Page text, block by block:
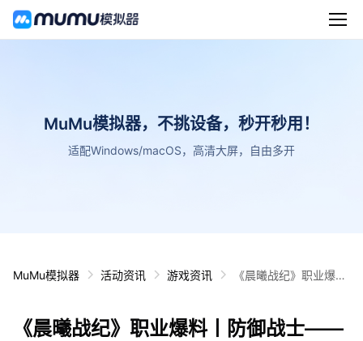
MuMu模拟器，不挑设备，秒开秒用！
适配Windows/macOS，高清大屏，自由多开
MuMu模拟器 活动资讯 游戏资讯
《晨曦战纪》职业爆料
《晨曦战纪》职业爆料丨防御战士——